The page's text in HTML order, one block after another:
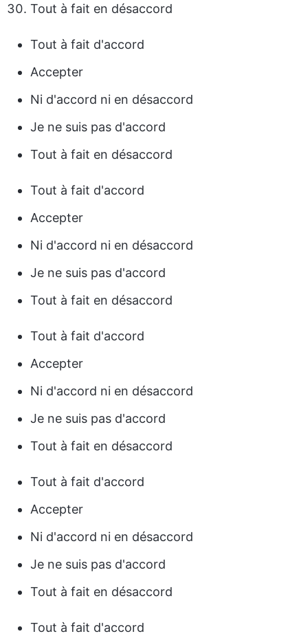
Tout à fait en désaccord
Tout à fait d'accord
Accepter
Ni d'accord ni en désaccord
Je ne suis pas d'accord
Tout à fait en désaccord
Tout à fait d'accord
Accepter
Ni d'accord ni en désaccord
Je ne suis pas d'accord
Tout à fait en désaccord
Tout à fait d'accord
Accepter
Ni d'accord ni en désaccord
Je ne suis pas d'accord
Tout à fait en désaccord
Tout à fait d'accord
Accepter
Ni d'accord ni en désaccord
Je ne suis pas d'accord
Tout à fait en désaccord
Tout à fait d'accord